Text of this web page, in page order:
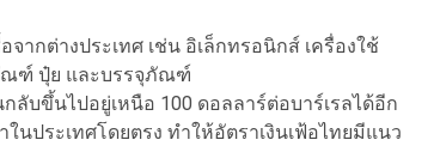
กต่างประเทศ เช่น อิเล็กทรอนิกส์ เครื่องใช้
ณฑ์ ปุ๋ย และบรรจุภัณฑ์
บขึ้นไปอยู่เหนือ 100 ดอลลาร์ต่อบาร์เรลได้อีก
ประเทศโดยตรง ทำให้อัตราเงินเฟ้อไทยมีแนว